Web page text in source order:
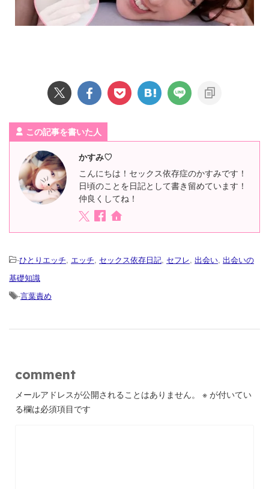
この記事を書いた人
かすみ♡
こんにちは！セックス依存症のかすみです！
日頃のことを日記として書き留めています！
仲良くしてね！
-ひとりエッチ, エッチ, セックス依存日記, セフレ, 出会い, 出会いの
基礎知識
-言葉責め
comment
メールアドレスが公開されることはありません。 ※ が付いてい
る欄は必須項目です